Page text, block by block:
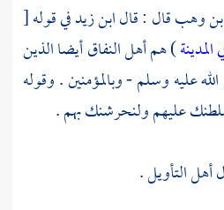
وهبقال : قالابن زيدفي قوله[
) هم أهل النفاق أيضا الذين
عليه وسلم - وبالمؤمنين . وقوله
عليهم ولنحرشنك بهم .
أهل التأويل .